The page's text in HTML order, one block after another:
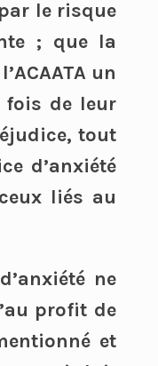
le risque
; que la
un
fois de leur
tout
d’anxiété
liés au
ne
profit de
et